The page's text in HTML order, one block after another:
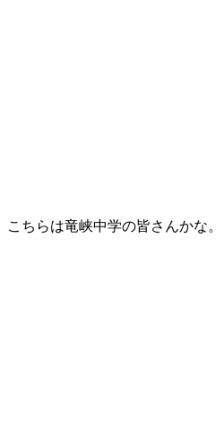
こちらは竜峡中学の皆さんかな。